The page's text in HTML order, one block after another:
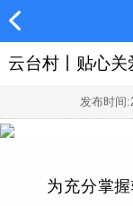
云台村丨贴心
发布时间:
为充分掌